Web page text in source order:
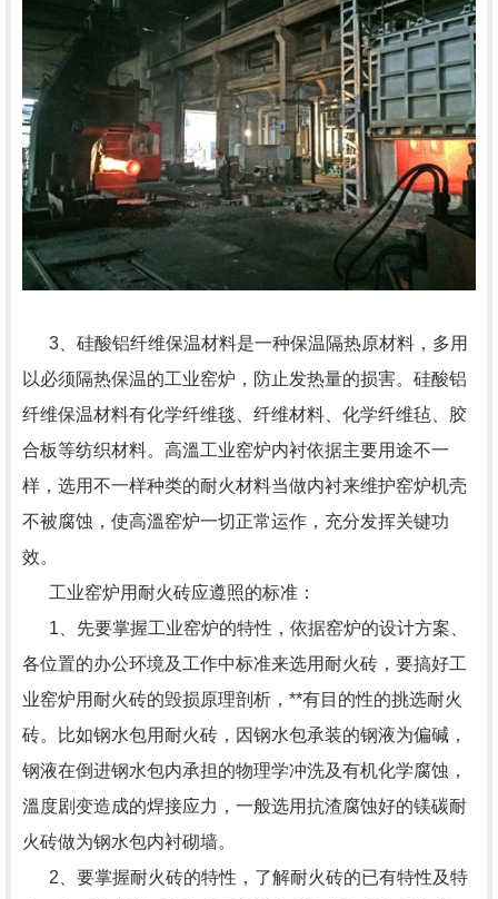
3、硅酸铝纤维保温材料是一种保温隔热原材料，多用
以必须隔热保温的工业窑炉，防止发热量的损害。硅酸铝
纤维保温材料有化学纤维毯、纤维材料、化学纤维毡、胶
合板等纺织材料。高溫工业窑炉内衬依据主要用途不一
样，选用不一样种类的耐火材料当做内衬来维护窑炉机壳
不被腐蚀，使高溫窑炉一切正常运作，充分发挥关键功
效。
工业窑炉用耐火砖应遵照的标准：
1、先要掌握工业窑炉的特性，依据窑炉的设计方案、
各位置的办公环境及工作中标准来选用耐火砖，要搞好工
业窑炉用耐火砖的毁损原理剖析，**有目的性的挑选耐火
砖。比如钢水包用耐火砖，因钢水包承装的钢液为偏碱，
钢液在倒进钢水包内承担的物理学冲洗及有机化学腐蚀，
溫度剧变造成的焊接应力，一般选用抗渣腐蚀好的镁碳耐
火砖做为钢水包内衬砌墙。
2、要掌握耐火砖的特性，了解耐火砖的已有特性及特